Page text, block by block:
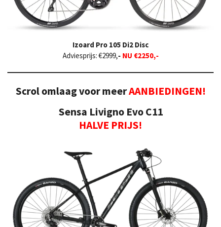
Izoard Pro 105 Di2 Disc
Adviesprijs:€2999,- NU €2250,-
Scrol omlaag voor meerAANBIEDINGEN!
Sensa Livigno Evo C11
HALVE PRIJS!